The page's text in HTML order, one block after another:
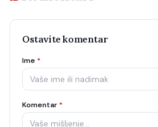
Ostavite komentar
Ime *
Komentar *